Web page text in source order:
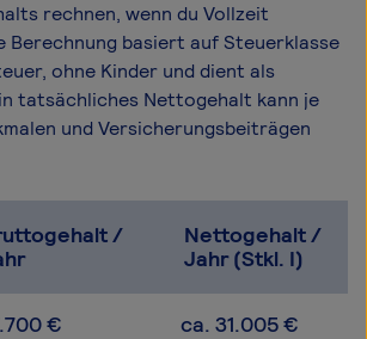
rechnen, wenn du Vollzeit
Berechnung basiert auf Steuerklasse
ohne Kinder und dient als
tatsächliches Nettogehalt kann je
und Versicherungsbeiträgen
/
Nettogehalt /
Jahr (Stkl. I)
€ ca. 31.005 €